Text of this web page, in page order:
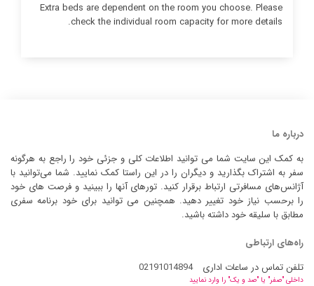
Extra beds are dependent on the room you choose. Please
check the individual room capacity for more details.
درباره ما
به کمک این سایت شما می توانید اطلاعات کلی و جزئی خود را راجع به هرگونه
سفر به اشتراک بگذارید و دیگران را در این راستا کمک نمایید. شما می‌توانید با
آژانس‌های مسافرتی ارتباط برقرار کنید. تورهای آنها را ببینید و فرصت های خود
را برحسب نیاز خود تغییر دهید. همچنین می توانید برای خود برنامه سفری
مطابق با سلیقه خود داشته باشید.
راه‌های ارتباطی
تلفن تماس در ساعات اداری
02191014894
داخلی "صفر" یا "صد و یک" را وارد نمایید